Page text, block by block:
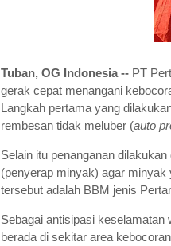
Tuban, OG Indonesia -- PT
gerak cepat menangani
Langkah pertama yang
rembesan tidak meluber (auto
Selain itu penanganan
(penyerap minyak) agar
tersebut adalah BBM jenis
Sebagai antisipasi
berada di sekitar area